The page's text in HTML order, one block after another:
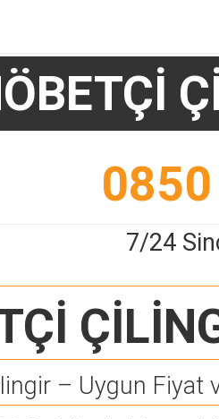
7/24
– Uygun Fiyat